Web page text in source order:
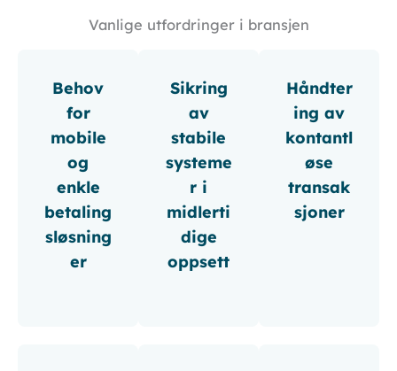
Vanlige utfordringer i bransjen
Behov
for
mobile
og
enkle
betaling
sløsning
er
Sikring
av
stabile
systeme
r i
midlerti
dige
oppsett
Håndter
ing av
kontantl
øse
transak
sjoner